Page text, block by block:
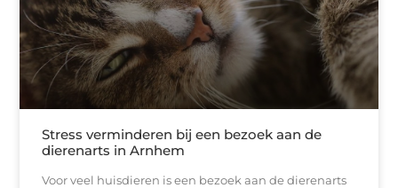
Stress verminderen bij een bezoek aan de
dierenarts in Arnhem
Voor veel huisdieren is een bezoek aan de dierenarts